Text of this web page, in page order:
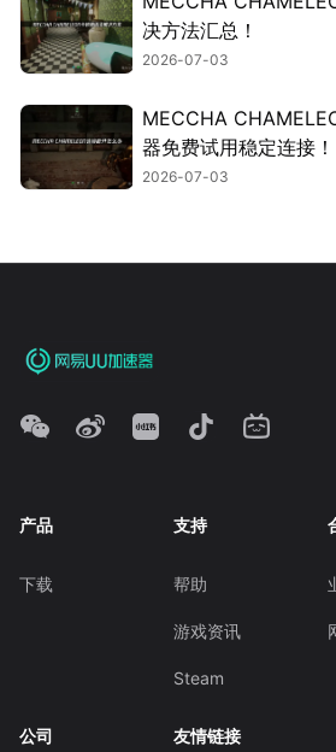
决方法汇总！
2026-07-03
MECCHA
器免费试用稳定连接！
2026-07-03
产品
下载
支持
帮助
游戏资讯
Steam
公司 友情链接